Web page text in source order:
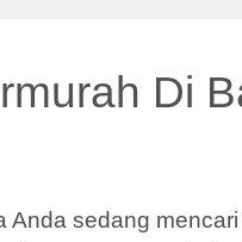
Di
Anda sedang